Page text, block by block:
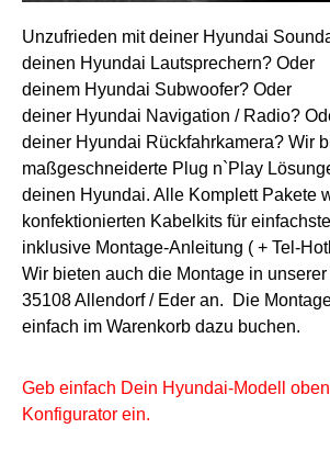
Unzufrieden mit deiner Hyundai
deinen Hyundai Lautsprechern? Oder
deinem Hyundai Subwoofer? Oder
deiner Hyundai Navigation / Radio?
deiner Hyundai Rückfahrkamera? Wir
maßgeschneiderte Plug n`Play
deinen Hyundai. Alle Komplett Pakete
konfektionierten Kabelkits für
inklusive Montage-Anleitung ( + Tel-
Wir bieten auch die Montage in
35108 Allendorf / Eder an. Die
einfach im Warenkorb dazu buchen.
Geb einfach Dein Hyundai-Modell
Konfigurator ein.